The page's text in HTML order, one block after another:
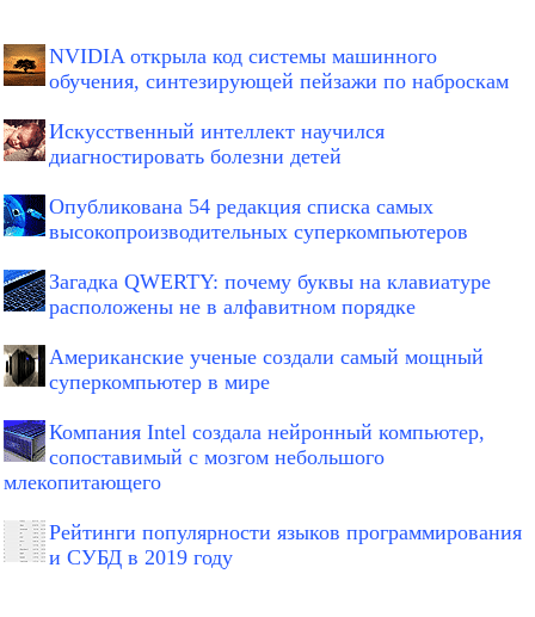
NVIDIA открыла код системы машинного
обучения, синтезирующей пейзажи по наброскам
Искусственный интеллект научился
диагностировать болезни детей
Опубликована 54 редакция списка самых
высокопроизводительных суперкомпьютеров
Загадка QWERTY: почему буквы на клавиатуре
расположены не в алфавитном порядке
Американские ученые создали самый мощный
суперкомпьютер в мире
Компания Intel создала нейронный компьютер,
сопоставимый с мозгом небольшого
млекопитающего
Рейтинги популярности языков программирования
и СУБД в 2019 году